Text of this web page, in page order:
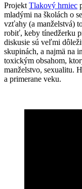
Projekt Tlakový hrniec
mladými na školách o
vzťahy (a manželstvá)
robiť, keby tínedžerku
diskusie sú veľmi
skupinách, a najmä na
toxickým obsahom,
manželstvo, sexualitu.
a primerane veku.